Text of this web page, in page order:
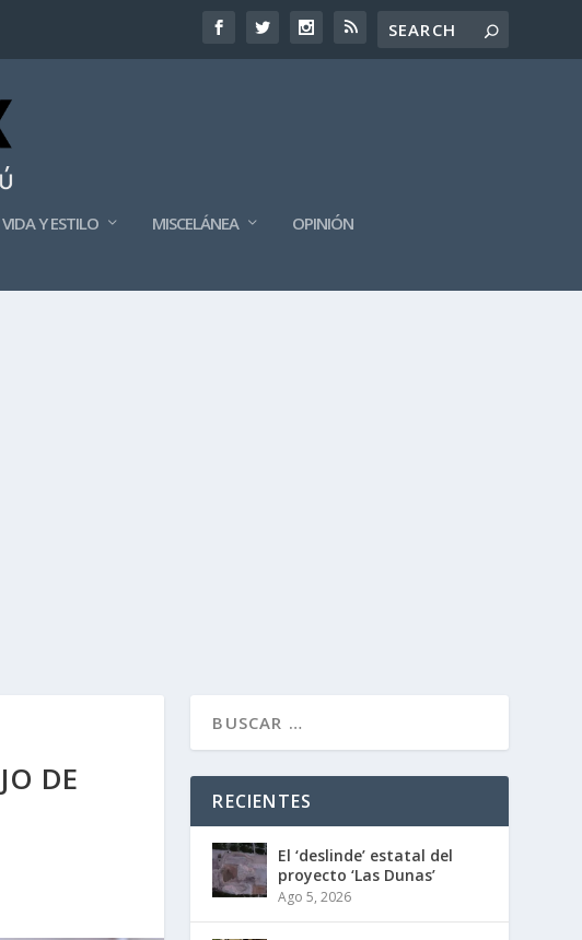
VIDA Y ESTILO MISCELÁNEA OPINIÓN
DE
RECIENTES
El ‘deslinde’ estatal del
proyecto ‘Las Dunas’
Ago 5, 2026